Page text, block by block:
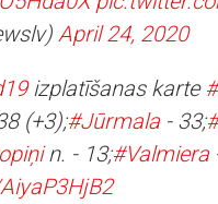
April 24, 2020
izplatīšanas karte
(+3);#Jūrmala - 33;
n. - 13;#Valmiera